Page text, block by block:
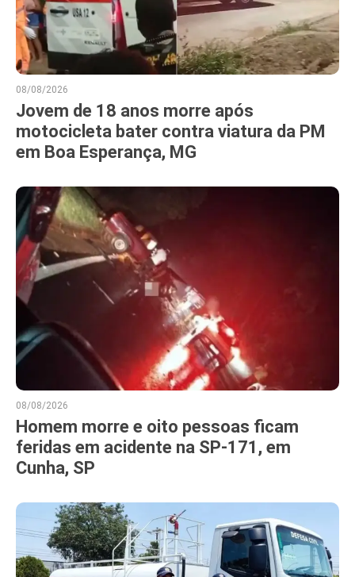
08/08/2026
Jovem de 18 anos morre após
motocicleta bater contra viatura da PM
em Boa Esperança, MG
08/08/2026
Homem morre e oito pessoas ficam
feridas em acidente na SP-171, em
Cunha, SP